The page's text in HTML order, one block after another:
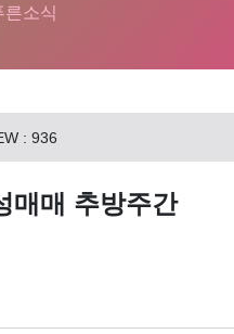
른소식
: 936
매매 추방주간